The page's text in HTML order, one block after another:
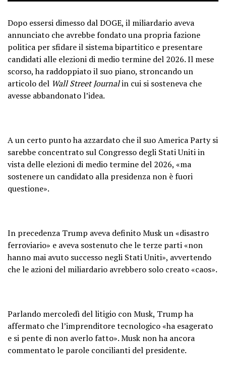
Dopo essersi dimesso dal DOGE, il miliardario aveva
annunciato che avrebbe fondato una propria fazione
politica per sfidare il sistema bipartitico e presentare
candidati alle elezioni di medio termine del 2026. Il mese
scorso, ha raddoppiato il suo piano, stroncando un
articolo del Wall Street Journalin cui si sosteneva che
avesse abbandonato l’idea.
A un certo punto ha azzardato che il suo America Party si
sarebbe concentrato sul Congresso degli Stati Uniti in
vista delle elezioni di medio termine del 2026, «ma
sostenere un candidato alla presidenza non è fuori
questione».
In precedenza Trump aveva definito Musk un «disastro
ferroviario» e aveva sostenuto che le terze parti «non
hanno mai avuto successo negli Stati Uniti», avvertendo
che le azioni del miliardario avrebbero solo creato «caos».
Parlando mercoledì del litigio con Musk, Trump ha
affermato che l’imprenditore tecnologico «ha esagerato
e si pente di non averlo fatto». Musk non ha ancora
commentato le parole concilianti del presidente.